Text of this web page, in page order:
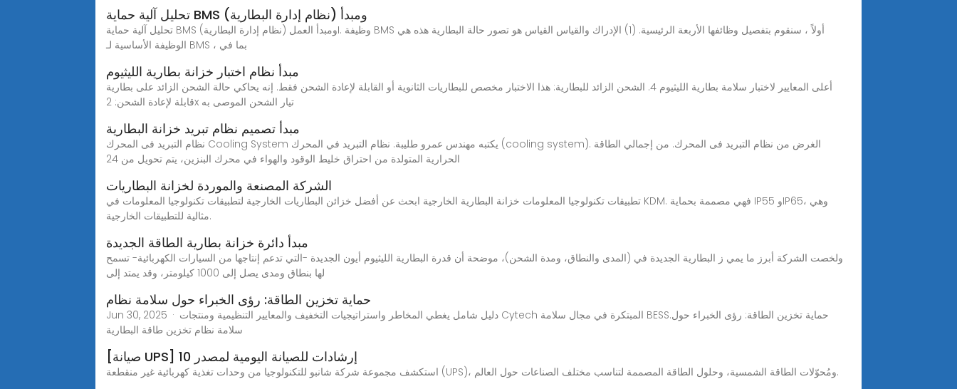
تحليل آلية حماية BMS (نظام إدارة البطارية) ومبدأ
تحليل آلية حماية BMS (نظام إدارة البطارية) ومبدأ العملI. وظيفة BMS أولاً ، سنقوم بتفصيل وظائفها الأربعة الرئيسية. (1) الإدراك والقياس القياس هو تصور حالة البطارية هذه هي
الوظيفة الأساسية لـ BMS ، بما في
مبدأ نظام اختبار خزانة بطارية الليثيوم
أعلى المعايير لاختبار سلامة بطارية الليثيوم 4. الشحن الزائد للبطارية: هذا الاختبار مخصص للبطاريات الثانوية أو القابلة لإعادة الشحن فقط. إنه يحاكي حالة الشحن الزائد على بطارية
قابلة لإعادة الشحن: 2x تيار الشحن الموصى به
مبدأ تصميم نظام تبريد خزانة البطارية
نظام التبريد فى المحرك Cooling System يكتبه مهندس عمرو طليبة. نظام التبريد في المحرك (cooling system). الغرض من نظام التبريد فى المحرك. من إجمالي الطاقة
الحرارية المتولدة من احتراق خليط الوقود والهواء في محرك البنزين، يتم تحويل من 24
الشركة المصنعة والموردة لخزانة البطاريات
تطبيقات تكنولوجيا المعلومات خزانة البطارية الخارجية ابحث عن أفضل خزائن البطاريات الخارجية لتطبيقات تكنولوجيا المعلومات في KDM. فهي مصممة بحماية IP55 وIP65، وهي
مثالية للتطبيقات الخارجية.
مبدأ دائرة خزانة بطارية الطاقة الجديدة
ولخصت الشركة أبرز ما يمي ز البطارية الجديدة في (المدى والنطاق، ومدة الشحن)، موضحة أن قدرة البطارية الليثيوم أيون الجديدة -التي تدعم إنتاجها من السيارات الكهربائية- تسمح
لها بنطاق ومدى يصل إلى 1000 كيلومتر، وقد يمتد إلى
حماية تخزين الطاقة: رؤى الخبراء حول سلامة نظام
Jun 30, 2025 · دليل شامل يغطي المخاطر واستراتيجيات التخفيف والمعايير التنظيمية ومنتجات Cytech المبتكرة في مجال سلامة BESS.حماية تخزين الطاقة: رؤى الخبراء حول
سلامة نظام تخزين طاقة البطارية
[صيانة UPS] 10 إرشادات للصيانة اليومية لمصدر
استكشف مجموعة شركة شانبو للتكنولوجيا من وحدات تغذية كهربائية غير منقطعة (UPS)، ومُحوّلات الطاقة الشمسية، وحلول الطاقة المصممة لتناسب مختلف الصناعات حول العالم.